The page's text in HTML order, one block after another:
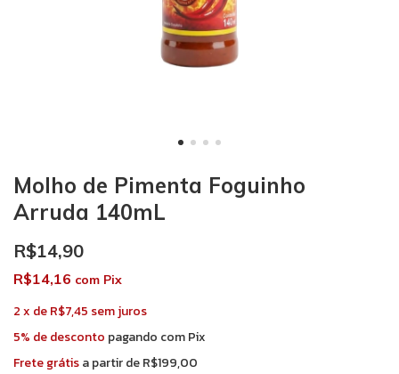
Molho de Pimenta Foguinho
Arruda 140mL
R$14,90
R$14,16 com Pix
2x deR$7,45 sem juros
5% de desconto pagando com Pix
Frete grátisa partir deR$199,00